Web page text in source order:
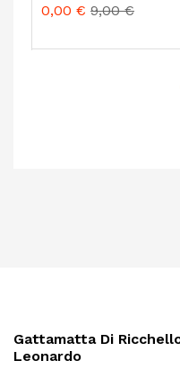
0,00 € 9,00 €
Gattamatta Di
Leonardo